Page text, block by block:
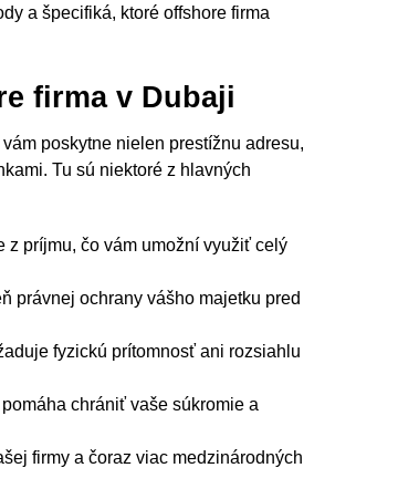
a špecifiká, ktoré offshore firma
firma v Dubaji
poskytne nielen prestížnu adresu,
Tu sú niektoré z hlavných
z príjmu, čo vám umožní využiť celý
právnej ochrany vášho majetku pred
fyzickú prítomnosť ani rozsiahlu
chrániť vaše súkromie a
firmy a čoraz viac medzinárodných